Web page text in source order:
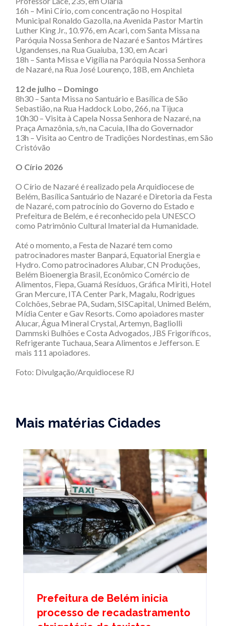
16h – Mini Círio, com concentração no Hospital
Municipal Ronaldo Gazolla, na Avenida Pastor Martin
Luther King Jr., 10.976, em Acari, com Santa Missa na
Paróquia Nossa Senhora de Nazaré e Santos Mártires
Ugandenses, na Rua Guaiuba, 130, em Acari
18h – Santa Missa e Vigília na Paróquia Nossa Senhora
de Nazaré, na Rua José Lourenço, 18B, em Anchieta
12 de julho – Domingo
8h30 – Santa Missa no Santuário e Basílica de São
Sebastião, na Rua Haddock Lobo, 266, na Tijuca
10h30 – Visita à Capela Nossa Senhora de Nazaré, na
Praça Amazônia, s/n, na Cacuia, Ilha do Governador
13h – Visita ao Centro de Tradições Nordestinas, em São
Cristóvão
O Círio 2026
O Círio de Nazaré é realizado pela Arquidiocese de
Belém, Basílica Santuário de Nazaré e Diretoria da Festa
de Nazaré, com patrocínio do Governo do Estado e
Prefeitura de Belém, e é reconhecido pela UNESCO
como Patrimônio Cultural Imaterial da Humanidade.
Até o momento, a Festa de Nazaré tem como
patrocinadores master Banpará, Equatorial Energia e
Hydro. Como patrocinadores Alubar, CN Produções,
Belém Bioenergia Brasil, Econômico Comércio de
Alimentos, Fiepa, Guamá Resíduos, Gráfica Miriti, Hotel
Gran Mercure, ITA Center Park, Magalu, Rodrigues
Colchões, Sebrae PA, Sudam, SISCapital, Unimed Belém,
Mídia Center e Gav Resorts. Como apoiadores master
Alucar, Água Mineral Crystal, Artemyn, Bagliolli
Dammski Bulhões e Costa Advogados, JBS Frigoríficos,
Refrigerante Tuchaua, Seara Alimentos e Jefferson. E
mais 111 apoiadores.
Foto: Divulgação/Arquidiocese RJ
Mais matérias Cidades
Prefeitura de Belém inicia
processo de recadastramento